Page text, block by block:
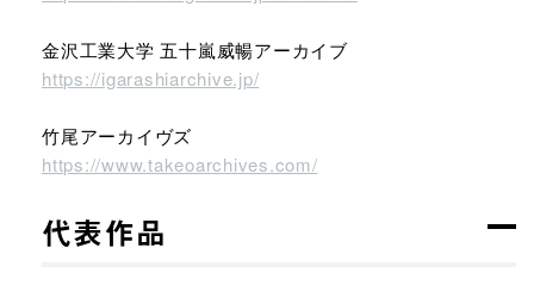
金沢工業大学 五十嵐威暢アーカイブ
https://igarashiarchive.jp/
竹尾アーカイヴズ
https://www.takeoarchives.com/
代表作品